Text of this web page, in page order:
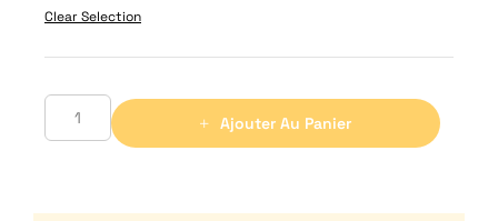
Clear Selection
Ajouter Au Panier